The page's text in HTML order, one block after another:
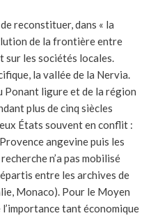
reconstituer, dans « la
de la frontière entre
sur les sociétés locales.
la vallée de la Nervia.
Ponant ligure et de la région
plus de cinq siècles
États souvent en conflit :
angevine puis les
n’a pas mobilisé
entre les archives de
Monaco). Pour le Moyen
l’importance tant économique